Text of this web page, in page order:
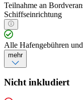
Teilnahme an
Schiffseinrichtung
Alle Hafengebühren
mehr
Nicht inkludiert